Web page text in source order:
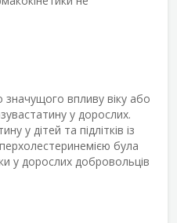
значущого впливу віку або
у дорослих.
у дітей та підлітків із
була
у дорослих добровольців